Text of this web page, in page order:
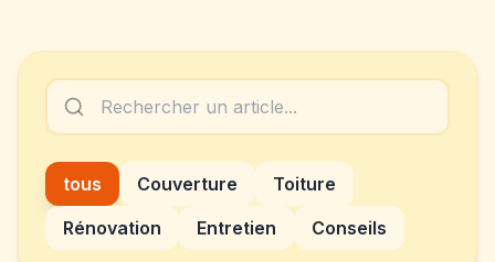
tous Couverture
Toiture
Rénovation
Entretien Conseils